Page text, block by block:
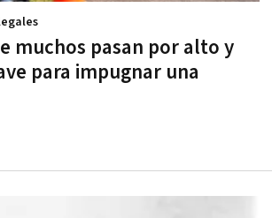
muchos pasan por alto y
para impugnar una